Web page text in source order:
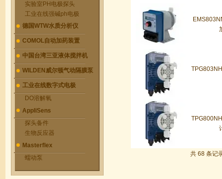
实验室PH电极探头
工业在线强碱ph电极
德国WTW水质分析仪
COMOL自动加药装置
中国台湾三亚液体搅拌机
WILDEN威尔顿气动隔膜泵
工业在线数字式电极
DO溶解氧
AppliSens
探头备件
生物反应器
Masterflex
蠕动泵
共 68 条记